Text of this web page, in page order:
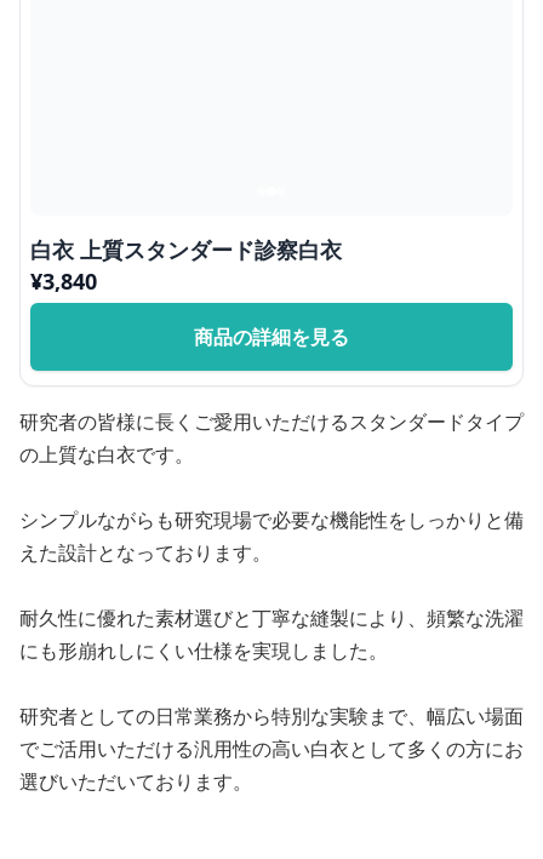
白衣 上質スタンダード診察白衣
¥3,840
商品の詳細を見る
研究者の皆様に長くご愛用いただけるスタンダードタイプ
の上質な白衣です。
シンプルながらも研究現場で必要な機能性をしっかりと備
えた設計となっております。
耐久性に優れた素材選びと丁寧な縫製により、頻繁な洗濯
にも形崩れしにくい仕様を実現しました。
研究者としての日常業務から特別な実験まで、幅広い場面
でご活用いただける汎用性の高い白衣として多くの方にお
選びいただいております。